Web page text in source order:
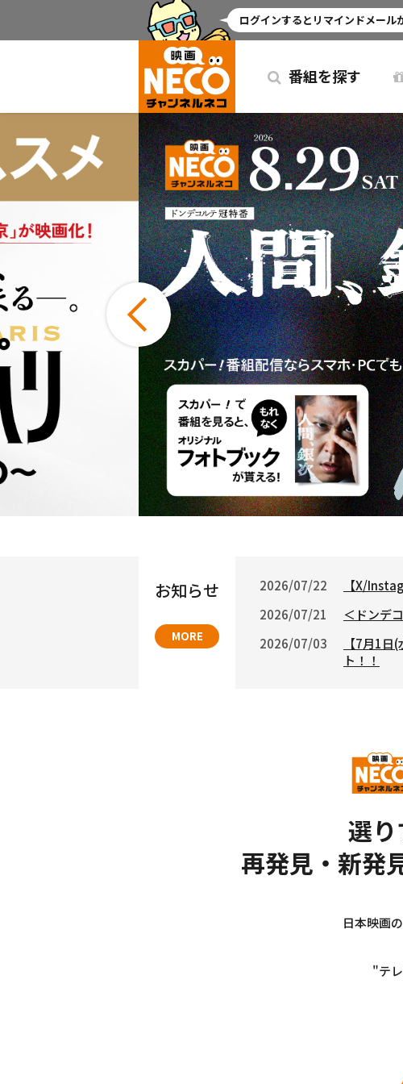
番組を探す
ミッドナイトログインするとリマインドメール
お知らせ
MORE
2026/07/22
【X/
2026/07/21
＜ドンデ
2026/07/03
【7月1
ト！！
選
再発見・新発
日本映画
"テ